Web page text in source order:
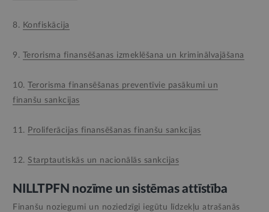
8. Konfiskācija
9. Terorisma finansēšanas izmeklēšana un kriminālvajāšana
10. Terorisma finansēšanas preventīvie pasākumi un
finanšu sankcijas
11. Proliferācijas finansēšanas finanšu sankcijas
12. Starptautiskās un nacionālās sankcijas
NILLTPFN nozīme un sistēmas attīstība
Finanšu noziegumi un noziedzīgi iegūtu līdzekļu atrašanās